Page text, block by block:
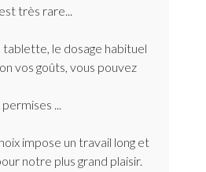
très rare...
le dosage habituel
vos goûts, vous pouvez
...
impose un travail long et
notre plus grand plaisir.